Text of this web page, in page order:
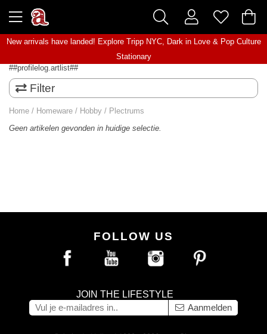
New arrivals have landed! Explore Tripp NYC, Dark in Love& Pop Culture
Stationary
##profilelog.artlist##
Filter
Home / Homeware / Hobby / Plectrums
Geen artikelen gevonden in huidige selectie.
FOLLOW US
JOIN THE LIFESTYLE
Aanmelden